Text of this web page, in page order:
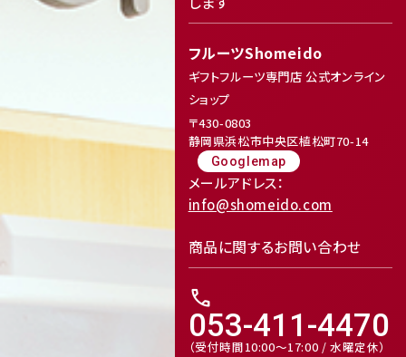
フルーツShomeido
ギフトフルーツ専門店 公式オンライン
ショップ
〒430-0803
静岡県浜松市中央区植松町70-14
Googlemap
メールアドレス：
info@shomeido.com
商品に関するお問い合わせ
call
053-411-4470
（受付時間10:00～17:00 / 水曜定休）